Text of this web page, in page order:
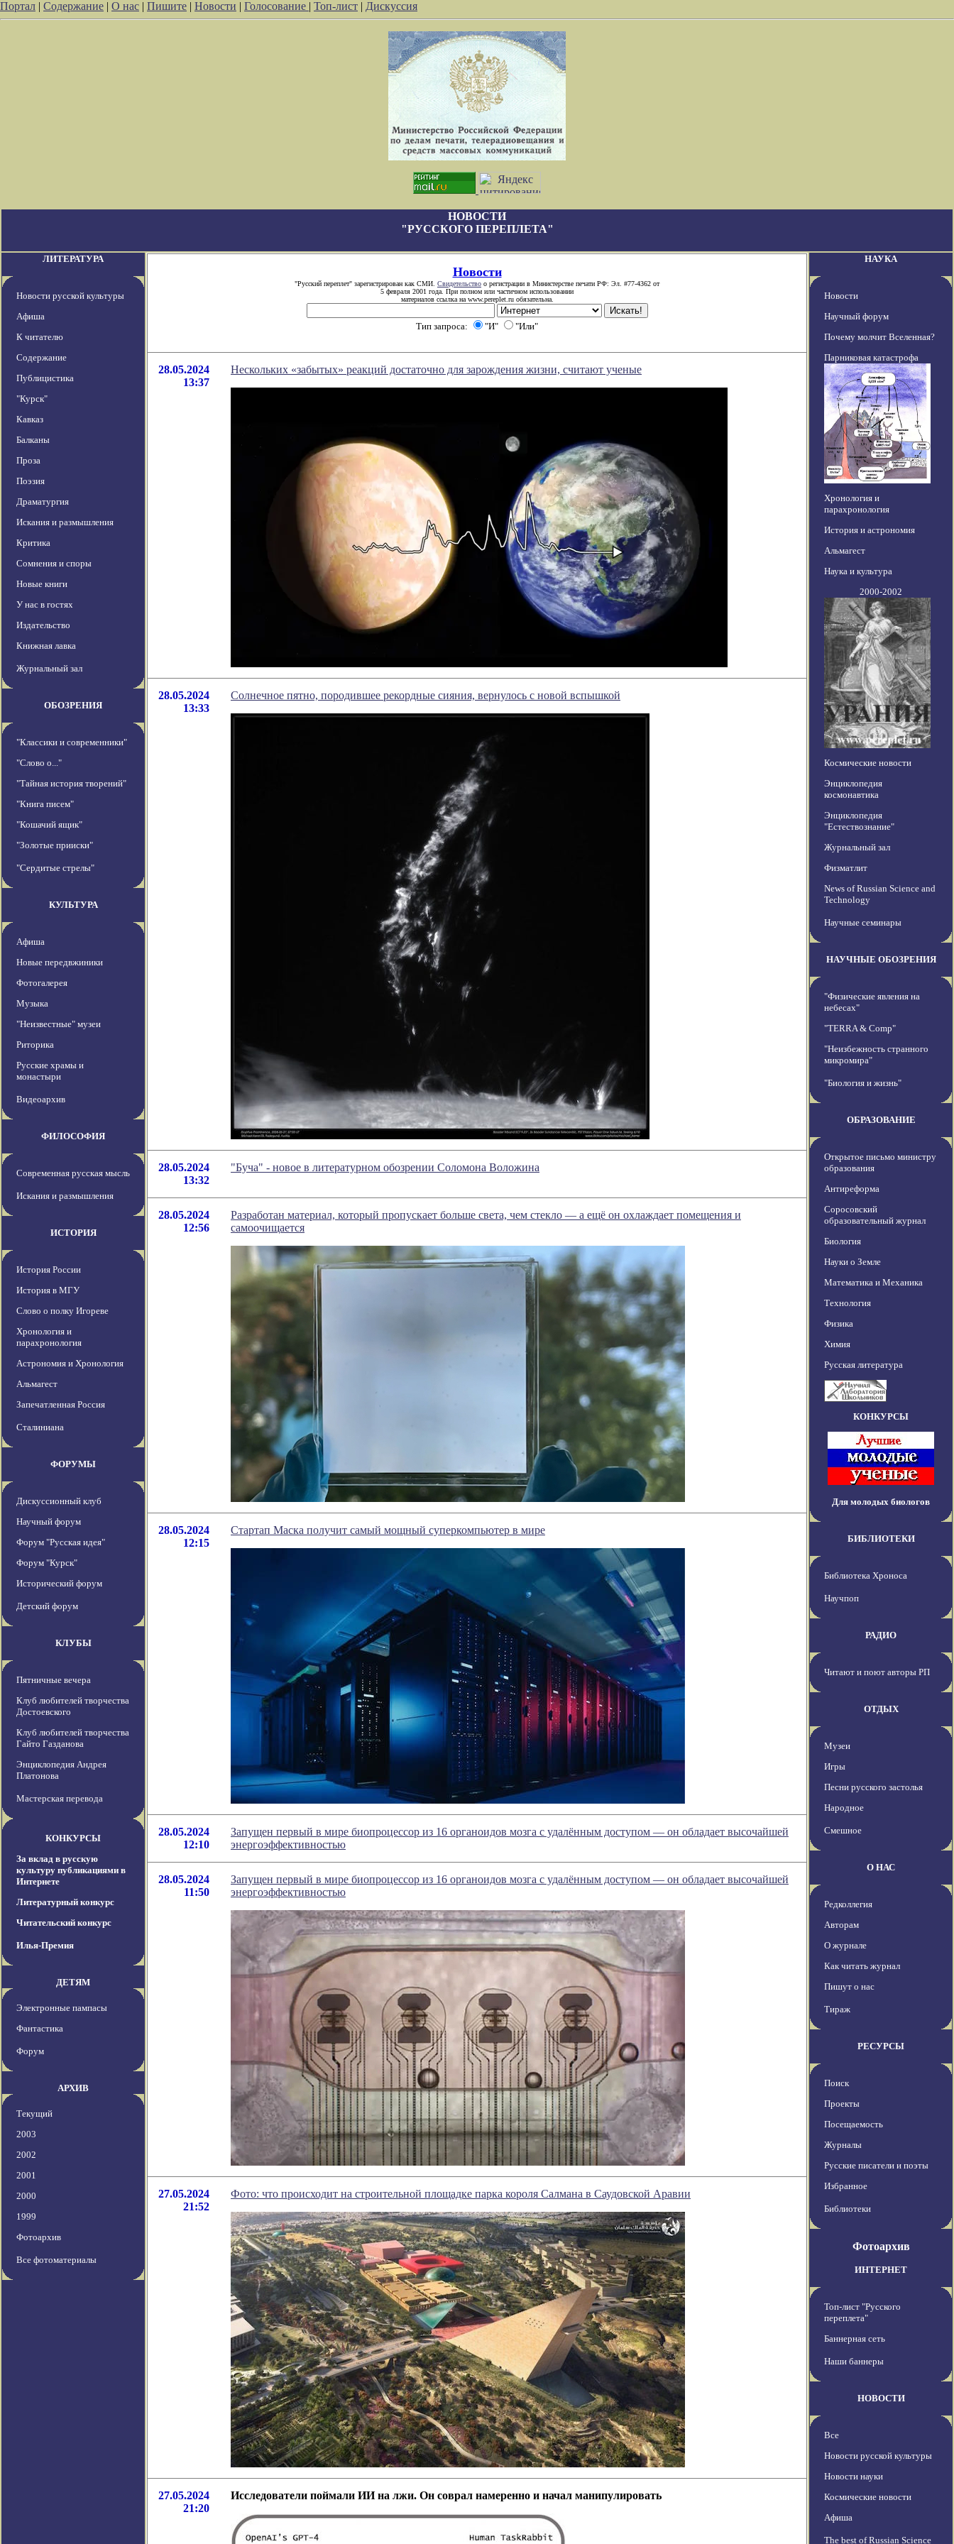
Портал | Содержание | О нас | Пишите | Новости | Голосование | Топ-лист | Дискуссия
НОВОСТИ
"РУССКОГО ПЕРЕПЛЕТА"
ЛИТЕРАТУРА
Новости русской культуры
Афиша
К читателю
Содержание
Публицистика
"Курск"
Кавказ
Балканы
Проза
Поэзия
Драматургия
Искания и размышления
Критика
Сомнения и споры
Новые книги
У нас в гостях
Издательство
Книжная лавка
Журнальный зал
ОБОЗРЕНИЯ
"Классики и современники"
"Слово о..."
"Тайная история творений"
"Книга писем"
"Кошачий ящик"
"Золотые прииски"
"Сердитые стрелы"
КУЛЬТУРА
Афиша
Новые передвжиники
Фотогалерея
Музыка
"Неизвестные" музеи
Риторика
Русские храмы и
монастыри
Видеоархив
ФИЛОСОФИЯ
Современная русская мысль
Искания и размышления
ИСТОРИЯ
История России
История в МГУ
Слово о полку Игореве
Хронология и
парахронология
Астрономия и Хронология
Альмагест
Запечатленная Россия
Сталиниана
ФОРУМЫ
Дискуссионный клуб
Научный форум
Форум "Русская идея"
Форум "Курск"
Исторический форум
Детский форум
КЛУБЫ
Пятничные вечера
Клуб любителей творчества
Достоевского
Клуб любителей творчества
Гайто Газданова
Энциклопедия Андрея
Платонова
Мастерская перевода
КОНКУРСЫ
За вклад в русскую
культуру публикациями в
Интернете
Литературный конкурс
Читательский конкурс
Илья-Премия
ДЕТЯМ
Электронные пампасы
Фантастика
Форум
АРХИВ
Текущий
2003
2002
2001
2000
1999
Фотоархив
Все фотоматериалы
Новости
"Русский переплет" зарегистрирован как СМИ. Свидетельство о регистрации в Министерстве печати РФ: Эл. #77-4362 от
5 февраля 2001 года. При полном или частичном использовании
материалов ссылка на www.pereplet.ru обязательна.
Тип запроса: "И" "Или"
28.05.2024
13:37
Нескольких «забытых» реакций достаточно для зарождения жизни, считают ученые
28.05.2024
13:33
Солнечное пятно, породившее рекордные сияния, вернулось с новой вспышкой
28.05.2024
13:32
"Буча" - новое в литературном обозрении Соломона Воложина
28.05.2024
12:56
Разработан материал, который пропускает больше света, чем стекло — а ещё он охлаждает помещения и
самоочищается
28.05.2024
12:15
Стартап Маска получит самый мощный суперкомпьютер в мире
28.05.2024
12:10
Запущен первый в мире биопроцессор из 16 органоидов мозга с удалённым доступом — он обладает высочайшей
энергоэффективностью
28.05.2024
11:50
Запущен первый в мире биопроцессор из 16 органоидов мозга с удалённым доступом — он обладает высочайшей
энергоэффективностью
27.05.2024
21:52
Фото: что происходит на строительной площадке парка короля Салмана в Саудовской Аравии
27.05.2024
21:20
Исследователи поймали ИИ на лжи. Он соврал намеренно и начал манипулировать
НАУКА
Новости
Научный форум
Почему молчит Вселенная?
Парниковая катастрофа
Хронология и
парахронология
История и астрономия
Альмагест
Наука и культура
2000-2002
Космические новости
Энциклопедия
космонавтика
Энциклопедия
"Естествознание"
Журнальный зал
Физматлит
News of Russian Science and
Technology
Научные семинары
НАУЧНЫЕ ОБОЗРЕНИЯ
"Физические явления на
небесах"
"TERRA & Comp"
"Неизбежность странного
микромира"
"Биология и жизнь"
ОБРАЗОВАНИЕ
Открытое письмо министру
образования
Антиреформа
Соросовский
образовательный журнал
Биология
Науки о Земле
Математика и Механика
Технология
Физика
Химия
Русская литература
КОНКУРСЫ
Для молодых биологов
БИБЛИОТЕКИ
Библиотека Хроноса
Научпоп
РАДИО
Читают и поют авторы РП
ОТДЫХ
Музеи
Игры
Песни русского застолья
Народное
Смешное
О НАС
Редколлегия
Авторам
О журнале
Как читать журнал
Пишут о нас
Тираж
РЕСУРСЫ
Поиск
Проекты
Посещаемость
Журналы
Русские писатели и поэты
Избранное
Библиотеки
Фотоархив
ИНТЕРНЕТ
Топ-лист "Русского
переплета"
Баннерная сеть
Наши баннеры
НОВОСТИ
Все
Новости русской культуры
Новости науки
Космические новости
Афиша
The best of Russian Science